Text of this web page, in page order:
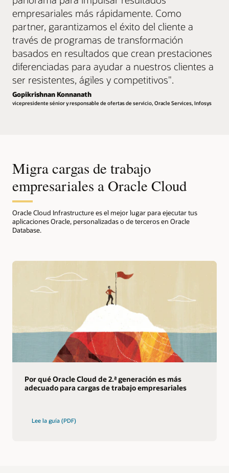
empresariales más rápidamente. Como
partner, garantizamos el éxito del cliente a
través de programas de transformación
basados en resultados que crean prestaciones
diferenciadas para ayudar a nuestros clientes a
ser resistentes, ágiles y competitivos".
Gopikrishnan Konnanath
vicepresidente sénior y responsable de ofertas de servicio, Oracle Services, Infosys
Migra cargas de trabajo
empresariales a Oracle Cloud
Oracle Cloud Infrastructure es el mejor lugar para ejecutar tus
aplicaciones Oracle, personalizadas o de terceros en Oracle
Database.
Por qué Oracle Cloud de 2.ª generación es más
adecuado para cargas de trabajo empresariales
Lee la guía (PDF)